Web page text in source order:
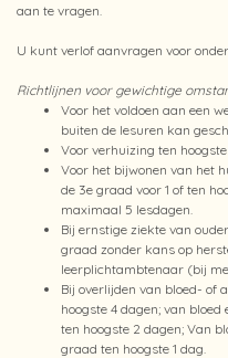
aan te vragen.
U kunt verlof aanvragen voor
Richtlijnen voor gewichtige
Voor het voldoen aan een
buiten de lesuren kan
Voor verhuizing ten hoogste
Voor het bijwonen van het
de 3e graad voor 1 of ten
maximaal 5 lesdagen.
Bij ernstige ziekte van
graad zonder kans op
leerplichtambtenaar (bij
Bij overlijden van bloed- of
hoogste 4 dagen; van
ten hoogste 2 dagen; Van
graad ten hoogste 1 dag.